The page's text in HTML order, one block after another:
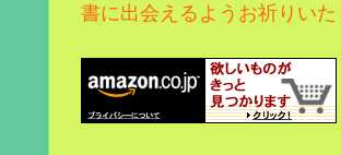
書に出会えるようお祈りいた